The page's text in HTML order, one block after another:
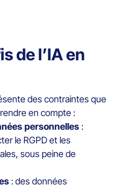
de l’IA en
des contraintes que
en compte :
personnelles :
le RGPD et les
sous peine de
: des données